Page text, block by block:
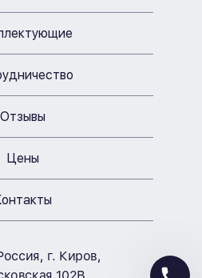
Отзывы
Цены
г. Киров,